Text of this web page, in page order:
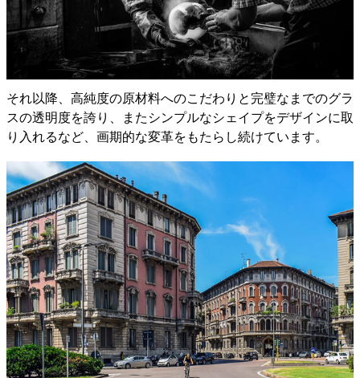
それ以降、高純度の原材料へのこだわりと完璧なまでのグラ
スの透明度を誇り、またシンプルなシェイプをデザインに取
り入れるなど、画期的な変革をもたらし続けています。